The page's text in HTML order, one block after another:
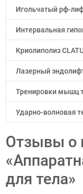
Игольчатый рф-
Интервальная
Криолиполиз
Лазерный
Тренировки мышц
Ударно-волновая
Отзывы о
для тела»